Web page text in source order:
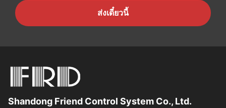
ส่งเดี๋ยวนี้
Shandong Friend Control System Co., Ltd.